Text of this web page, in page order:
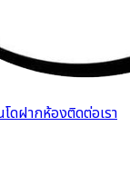
ดฝากห้องติดต่อเรา